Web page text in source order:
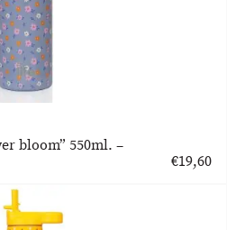
bloom” 550ml. –
€19,60